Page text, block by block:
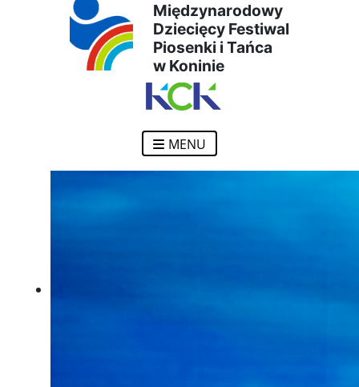
treści
głównej
menu
nawigacyjnego
wyszukiwarki
mapy
strony
Międzynarodowy
Dziecięcy Festiwal
Piosenki i Tańca
w Koninie
MENU